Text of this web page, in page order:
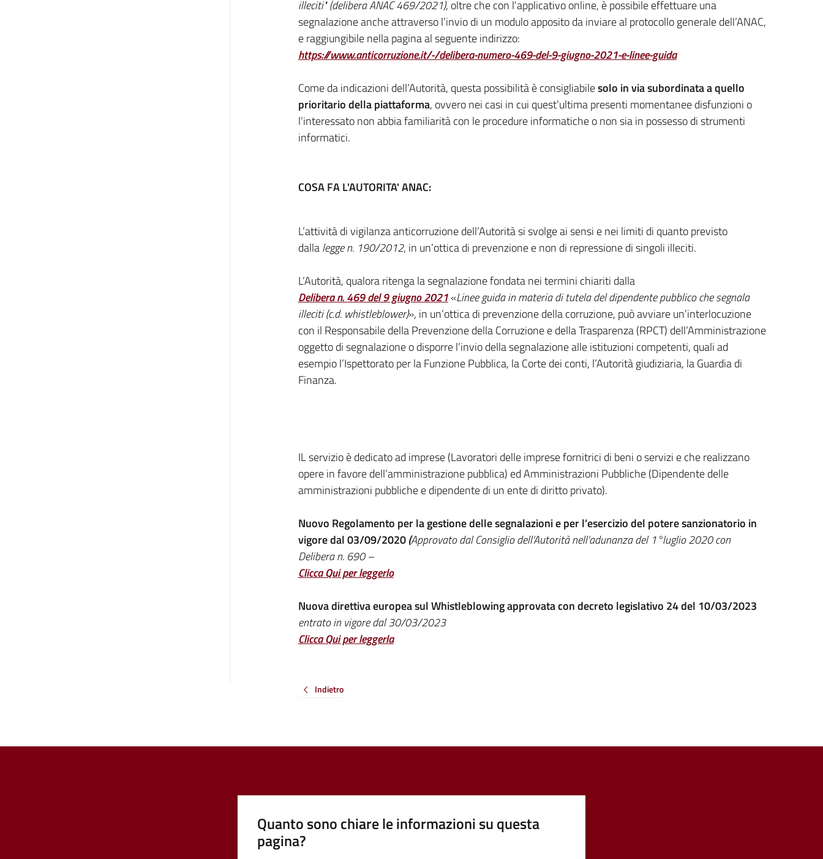
illeciti" (delibera ANAC 469/2021), oltre che con l'applicativo online, è possibile effettuare una
segnalazione anche attraverso l’invio di un modulo apposito da inviare al protocollo generale dell’ANAC,
e raggiungibile nella pagina al seguente indirizzo:
https://www.anticorruzione.it/-/delibera-numero-469-del-9-giugno-2021-e-linee-guida
Come da indicazioni dell’Autorità, questa possibilità è consigliabilesolo in via subordinata a quello
prioritario della piattaforma, ovvero nei casi in cui quest’ultima presenti momentanee disfunzioni o
l’interessato non abbia familiarità con le procedure informatiche o non sia in possesso di strumenti
informatici.
COSA FA L'AUTORITA' ANAC:
L’attività di vigilanza anticorruzione dell’Autorità si svolge ai sensi e nei limiti di quanto previsto
dallalegge n. 190/2012, in un’ottica di prevenzione e non di repressione di singoli illeciti.
L’Autorità, qualora ritenga la segnalazione fondata nei termini chiariti dalla
Delibera n. 469 del 9 giugno 2021«Linee guida in materia di tutela del dipendente pubblico che segnala
illeciti (c.d. whistleblower)», in un’ottica di prevenzione della corruzione, può avviare un’interlocuzione
con il Responsabile della Prevenzione della Corruzione e della Trasparenza (RPCT) dell’Amministrazione
oggetto di segnalazione o disporre l’invio della segnalazione alle istituzioni competenti, quali ad
esempio l’Ispettorato per la Funzione Pubblica, la Corte dei conti, l’Autorità giudiziaria, la Guardia di
Finanza.
IL servizio è dedicato ad imprese (Lavoratori delle imprese fornitrici di beni o servizi e che realizzano
opere in favore dell’amministrazione pubblica) ed Amministrazioni Pubbliche (Dipendente delle
amministrazioni pubbliche e dipendente di un ente di diritto privato).
Nuovo Regolamento per la gestione delle segnalazioni e per l’esercizio del potere sanzionatorio in
vigore dal 03/09/2020(Approvato dal Consiglio dell’Autorità nell’adunanza del 1°luglio 2020 con
Delibera n. 690 –
Clicca Qui per leggerlo
Nuova direttiva europea sul Whistleblowing approvata con decreto legislativo 24 del 10/03/2023
entrato in vigore dal 30/03/2023
Clicca Qui per leggerla
Indietro
Quanto sono chiare le informazioni su questa
pagina?